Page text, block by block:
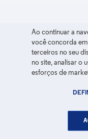
Ao continuar a
você concorda
terceiros no seu
no site, analisar o
esforços de